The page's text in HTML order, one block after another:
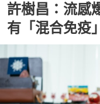
許樹昌：流
有「混合免疫